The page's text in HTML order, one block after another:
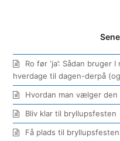
Ro før ‘ja’: Sådan bruger
hverdage til dagen-derpå
Hvordan man vælger
Bliv klar til bryllupsfesten
Få plads til